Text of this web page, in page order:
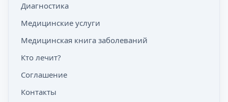
Диагностика
Медицинские услуги
Медицинская книга заболеваний
Кто лечит?
Соглашение
Контакты